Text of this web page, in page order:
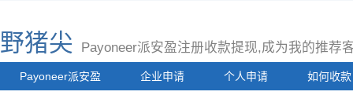
野猪尖 Payoneer派安盈注册收款提现,成为我的推荐
Payoneer派安盈 企业申请 个人申请 如何收款